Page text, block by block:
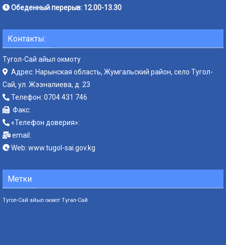
Обеденный перерыв: 12.00-13.30
Контакты:
Тугол-Сай айыл окмоту
Адрес: Нарынская область, Жумгальский район, село Тугол-
Сай, ул. Жээналиева, д. 23
Телефон: 0704 431 746
Факс:
«Телефон доверия»:
email:
Web: www.tugol-sai.gov.kg
Метки
Тугол-Сай айыл окмот Түгөл-Сай